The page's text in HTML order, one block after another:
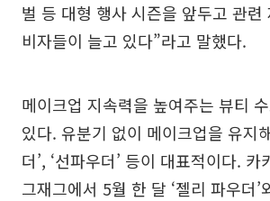
벌 등 대형 행사 시즌을 앞두고 관련
비자들이 늘고 있다”라고 말했다.
메이크업 지속력을 높여주는 뷰티
있다. 유분기 없이 메이크업을 유지
더’, ‘선파우더’ 등이 대표적이다. 카
그재그에서 5월 한 달 ‘젤리 파우더’